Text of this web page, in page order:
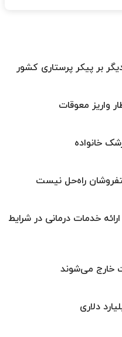
بر پیکر پرستاری کشور
واریز معوقات
خانواده
راه‌حل نیست
خدمات درمانی در شرایط